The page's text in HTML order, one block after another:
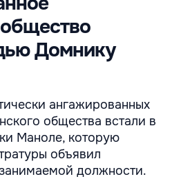
Домнику
ангажированных
общества встали в
Маноле, которую
объявил
должности.